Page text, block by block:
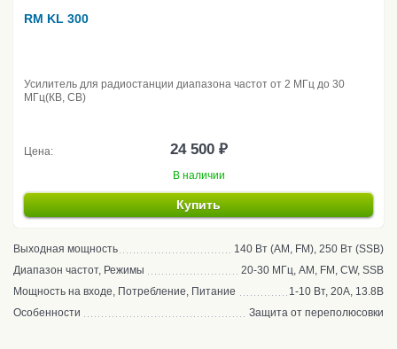
RM KL 300
Усилитель для радиостанции диапазона частот от 2 МГц до 30
МГц(КВ, CB)
Цена: 24 500 ₽
В наличии
Купить
Выходная мощность
140 Вт (AM, FM), 250 Вт (SSB)
Диапазон частот, Режимы
20-30 МГц, AM, FM, CW, SSB
Мощность на входе, Потребление, Питание
1-10 Вт, 20А, 13.8В
Особенности
Защита от переполюсовки